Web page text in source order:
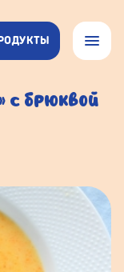
с брюквой